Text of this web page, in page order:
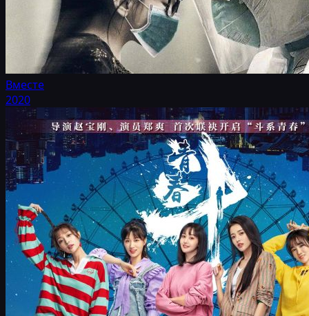
Вместе
2020